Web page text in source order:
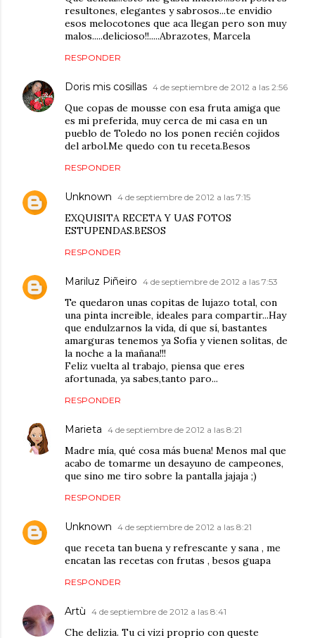
resultones, elegantes y sabrosos...te envidio
esos melocotones que aca llegan pero son muy
malos.....delicioso!!.....Abrazotes, Marcela
RESPONDER
Doris mis cosillas 4 de septiembre de 2012 a las 2:56
Que copas de mousse con esa fruta amiga que
es mi preferida, muy cerca de mi casa en un
pueblo de Toledo no los ponen recién cojidos
del arbol.Me quedo con tu receta.Besos
RESPONDER
Unknown 4 de septiembre de 2012 a las 7:15
EXQUISITA RECETA Y UAS FOTOS
ESTUPENDAS.BESOS
RESPONDER
Mariluz Piñeiro 4 de septiembre de 2012 a las 7:53
Te quedaron unas copitas de lujazo total, con
una pinta increible, ideales para compartir...Hay
que endulzarnos la vida, dí que sí, bastantes
amarguras tenemos ya Sofía y vienen solitas, de
la noche a la mañana!!!
Feliz vuelta al trabajo, piensa que eres
afortunada, ya sabes,tanto paro...
RESPONDER
Marieta 4 de septiembre de 2012 a las 8:21
Madre mía, qué cosa más buena! Menos mal que
acabo de tomarme un desayuno de campeones,
que sino me tiro sobre la pantalla jajaja ;)
RESPONDER
Unknown 4 de septiembre de 2012 a las 8:21
que receta tan buena y refrescante y sana , me
encatan las recetas con frutas , besos guapa
RESPONDER
Artù 4 de septiembre de 2012 a las 8:41
Che delizia. Tu ci vizi proprio con queste